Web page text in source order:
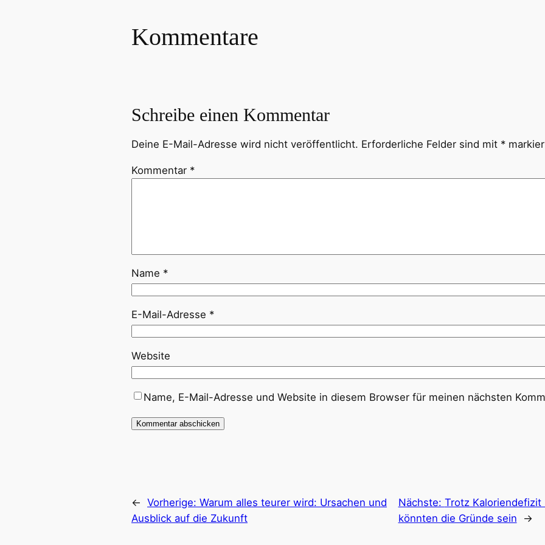
Kommentare
Schreibe einen Kommentar
Deine E-Mail-Adresse wird nicht veröffentlicht. Erforderliche Felder sind mit *
Kommentar *
Name *
E-Mail-Adresse *
Website
Name, E-Mail-Adresse und Website in diesem Browser für meinen nächsten
← Vorherige: Warum alles teurer wird: Ursachen und
Ausblick auf die Zukunft
Nächste: Trotz Kaloriendefizit
könnten die Gründe sein
→